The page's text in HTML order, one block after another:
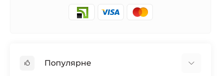
Популярне